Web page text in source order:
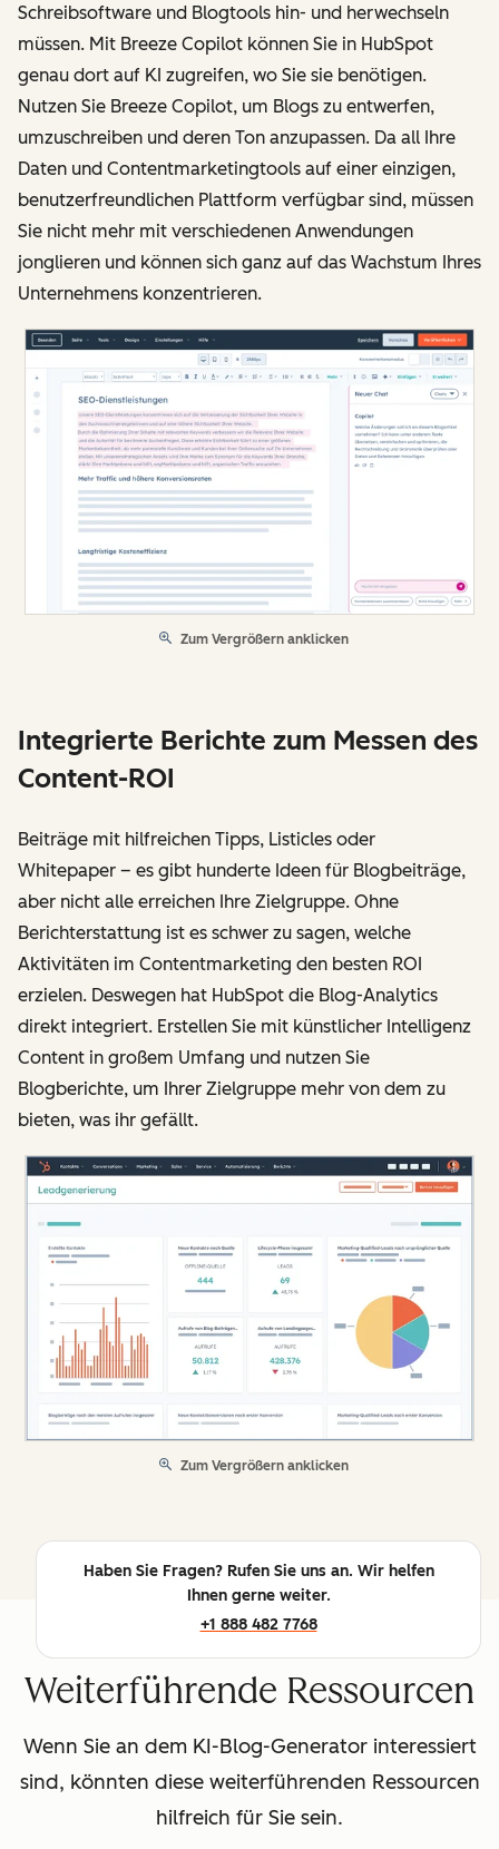
Schreibsoftware und Blogtools hin- und herwechseln
müssen. Mit Breeze Copilot können Sie in HubSpot
genau dort auf KI zugreifen, wo Sie sie benötigen.
Nutzen Sie Breeze Copilot, um Blogs zu entwerfen,
umzuschreiben und deren Ton anzupassen. Da all Ihre
Daten und Contentmarketingtools auf einer einzigen,
benutzerfreundlichen Plattform verfügbar sind, müssen
Sie nicht mehr mit verschiedenen Anwendungen
jonglieren und können sich ganz auf das Wachstum Ihres
Unternehmens konzentrieren.
Zum Vergrößern anklicken
Integrierte Berichte zum Messen des
Content-ROI
Beiträge mit hilfreichen Tipps, Listicles oder
Whitepaper – es gibt hunderte Ideen für Blogbeiträge,
aber nicht alle erreichen Ihre Zielgruppe. Ohne
Berichterstattung ist es schwer zu sagen, welche
Aktivitäten im Contentmarketing den besten ROI
erzielen. Deswegen hat HubSpot die Blog-Analytics
direkt integriert. Erstellen Sie mit künstlicher Intelligenz
Content in großem Umfang und nutzen Sie
Blogberichte, um Ihrer Zielgruppe mehr von dem zu
bieten, was ihr gefällt.
Zum Vergrößern anklicken
Haben Sie Fragen? Rufen Sie uns an. Wir helfen
Ihnen gerne weiter.
+1 888 482 7768
Weiterführende Ressourcen
Wenn Sie an dem KI-Blog-Generator interessiert
sind, könnten diese weiterführenden Ressourcen
hilfreich für Sie sein.